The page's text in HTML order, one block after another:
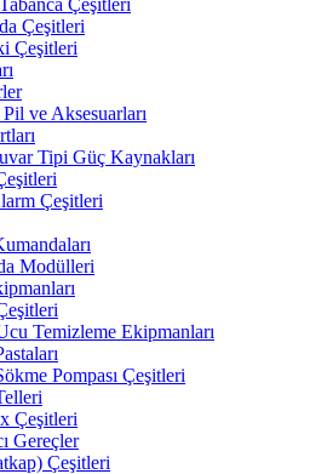
Çeşitleri
Çeşitleri
Çeşitleri
ve Aksesuarları
Tipi Güç Kaynakları
Çeşitleri
Modülleri
Temizleme Ekipmanları
Pompası Çeşitleri
Çeşitleri
Gereçler
Çeşitleri